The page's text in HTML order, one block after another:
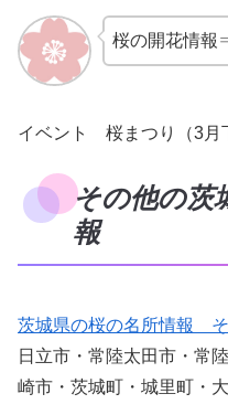
桜の開花情
イベント 桜まつり（3月
その他の茨
報
茨城県の桜の名所情報 そ
日立市・常陸太田市・常
崎市・茨城町・城里町・